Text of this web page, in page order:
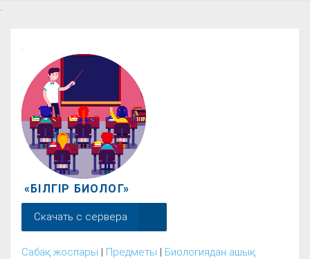
.
.
«БІЛГІР БИОЛОГ»
Скачать с сервера
Сабақ жоспары | Предметы | Биологиядан ашық